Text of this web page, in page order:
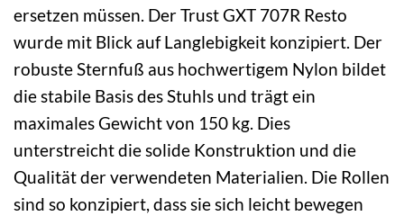
ersetzen müssen. Der Trust GXT 707R Resto
wurde mit Blick auf Langlebigkeit konzipiert. Der
robuste Sternfuß aus hochwertigem Nylon bildet
die stabile Basis des Stuhls und trägt ein
maximales Gewicht von 150 kg. Dies
unterstreicht die solide Konstruktion und die
Qualität der verwendeten Materialien. Die Rollen
sind so konzipiert, dass sie sich leicht bewegen